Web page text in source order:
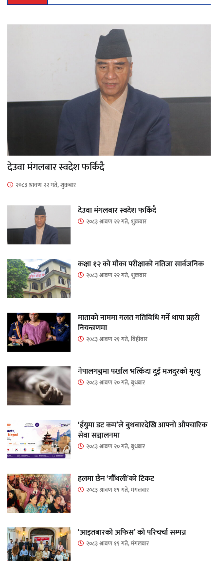
देउवा मंगलबार स्वदेश फर्किंदै
२०८३ श्रावण २२ गते, शुक्रबार
देउवा मंगलबार स्वदेश फर्किंदै
२०८३ श्रावण २२ गते, शुक्रबार
कक्षा १२ को मौका परीक्षाको नतिजा सार्वजनिक
२०८३ श्रावण २२ गते, शुक्रबार
माताकाे नाममा गलत गतिविधि गर्ने थापा प्रहरी
नियन्त्रणमा
२०८३ श्रावण २१ गते, बिहीबार
नेपालगञ्जमा पर्खाल भत्किँदा दुई मजदुरको मृत्यु
२०८३ श्रावण २० गते, बुधबार
‘ईयुमा डट कम’ले बुधबारदेखि आफ्नो औपचारिक
सेवा सञ्चालनमा
२०८३ श्रावण २० गते, बुधबार
हलमा छैन ‘गौँथली’को टिकट
२०८३ श्रावण १९ गते, मंगलवार
‘आइतबारको अफिस’ को परिचर्चा सम्पन्न
२०८३ श्रावण १९ गते, मंगलवार